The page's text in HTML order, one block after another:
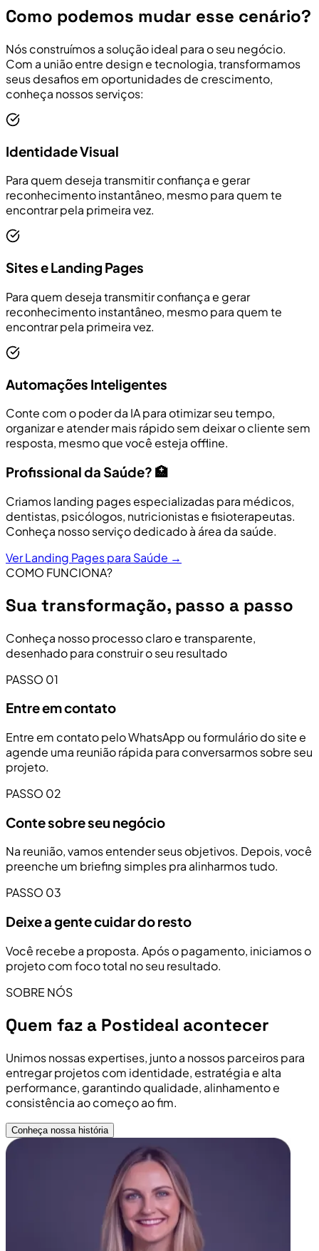
Como podemos mudar esse cenário?
Nós construímos a solução ideal para o seu negócio.
Com a união entre design e tecnologia, transformamos
seus desafios em oportunidades de crescimento,
conheça nossos serviços:
Identidade Visual
Para quem deseja transmitir confiança e gerar
reconhecimento instantâneo, mesmo para quem te
encontrar pela primeira vez.
Sites e Landing Pages
Para quem deseja transmitir confiança e gerar
reconhecimento instantâneo, mesmo para quem te
encontrar pela primeira vez.
Automações Inteligentes
Conte com o poder da IA para otimizar seu tempo,
organizar e atender mais rápido sem deixar o cliente sem
resposta, mesmo que você esteja offline.
Profissional da Saúde? 🏥
Criamos landing pages especializadas para médicos,
dentistas, psicólogos, nutricionistas e fisioterapeutas.
Conheça nosso serviço dedicado à área da saúde.
Ver Landing Pages para Saúde →
COMO FUNCIONA?
Sua transformação, passo a passo
Conheça nosso processo claro e transparente,
desenhado para construir o seu resultado
PASSO 01
Entre em contato
Entre em contato pelo WhatsApp ou formulário do site e
agende uma reunião rápida para conversarmos sobre seu
projeto.
PASSO 02
Conte sobre seu negócio
Na reunião, vamos entender seus objetivos. Depois, você
preenche um briefing simples pra alinharmos tudo.
PASSO 03
Deixe a gente cuidar do resto
Você recebe a proposta. Após o pagamento, iniciamos o
projeto com foco total no seu resultado.
SOBRE NÓS
Quem faz a Postideal acontecer
Unimos nossas expertises, junto a nossos parceiros para
entregar projetos com identidade, estratégia e alta
performance, garantindo qualidade, alinhamento e
consistência ao começo ao fim.
Conheça nossa história